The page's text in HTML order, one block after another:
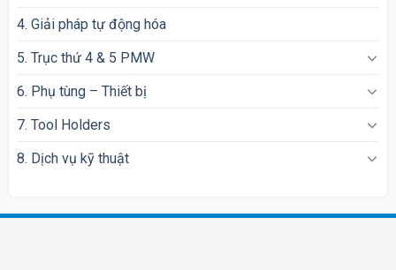
4. Giải pháp tự động hóa
5. Trục thứ 4 & 5 PMW
6. Phụ tùng – Thiết bị
7. Tool Holders
8. Dịch vụ kỹ thuật